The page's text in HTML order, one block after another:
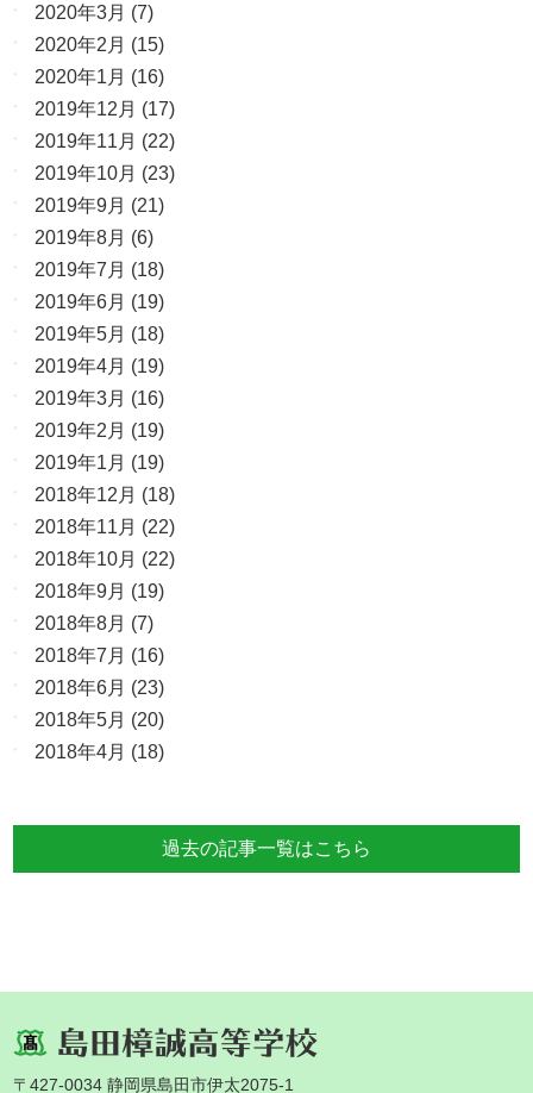
2020年3月 (7)
2020年2月 (15)
2020年1月 (16)
2019年12月 (17)
2019年11月 (22)
2019年10月 (23)
2019年9月 (21)
2019年8月 (6)
2019年7月 (18)
2019年6月 (19)
2019年5月 (18)
2019年4月 (19)
2019年3月 (16)
2019年2月 (19)
2019年1月 (19)
2018年12月 (18)
2018年11月 (22)
2018年10月 (22)
2018年9月 (19)
2018年8月 (7)
2018年7月 (16)
2018年6月 (23)
2018年5月 (20)
2018年4月 (18)
過去の記事一覧はこちら
〒427-0034 静岡県島田市伊太2075-1